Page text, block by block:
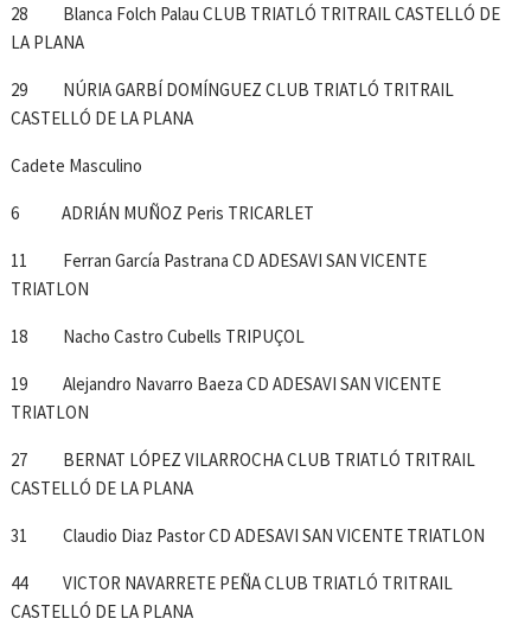
28 Blanca Folch Palau CLUB TRIATLÓ TRITRAIL CASTELLÓ DE
LA PLANA
29 NÚRIA GARBÍ DOMÍNGUEZ CLUB TRIATLÓ TRITRAIL
CASTELLÓ DE LA PLANA
Cadete Masculino
6 ADRIÁN MUÑOZ Peris TRICARLET
11 Ferran García Pastrana CD ADESAVI SAN VICENTE
TRIATLON
18 Nacho Castro Cubells TRIPUÇOL
19 Alejandro Navarro Baeza CD ADESAVI SAN VICENTE
TRIATLON
27 BERNAT LÓPEZ VILARROCHA CLUB TRIATLÓ TRITRAIL
CASTELLÓ DE LA PLANA
31 Claudio Diaz Pastor CD ADESAVI SAN VICENTE TRIATLON
44 VICTOR NAVARRETE PEÑA CLUB TRIATLÓ TRITRAIL
CASTELLÓ DE LA PLANA